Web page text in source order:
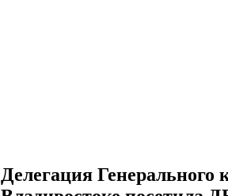
Делегация Генерального